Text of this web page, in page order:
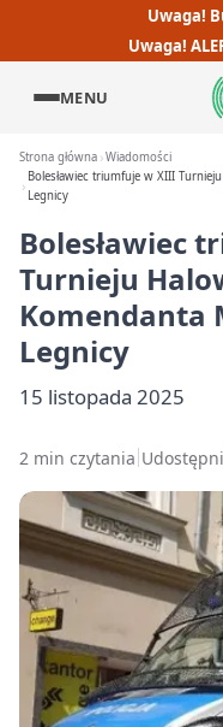
Uwaga!
Uwaga!
MENU
Strona główna Wiadomości
Bolesławiec triumfuje w XIII
Legnicy
Bolesławiec
Turnieju
Komendanta
Legnicy
15 listopada 2025
2 min czytania